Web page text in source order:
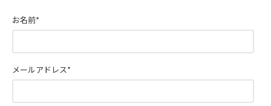
お名前*
メールアドレス*